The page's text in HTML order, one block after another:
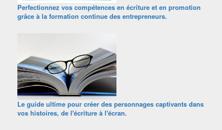
Perfectionnez vos compétences en écriture et en promotion
grâce à la formation continue des entrepreneurs.
Le guide ultime pour créer des personnages captivants dans
vos histoires, de l'écriture à l'écran.